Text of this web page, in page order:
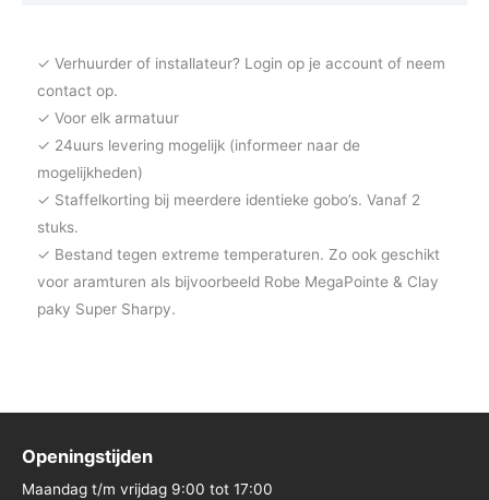
✓ Verhuurder of installateur? Login op je account of neem
contact op.
✓ Voor elk armatuur
✓ 24uurs levering mogelijk (informeer naar de
mogelijkheden)
✓ Staffelkorting bij meerdere identieke gobo’s. Vanaf 2
stuks.
✓ Bestand tegen extreme temperaturen. Zo ook geschikt
voor aramturen als bijvoorbeeld Robe MegaPointe & Clay
paky Super Sharpy.
Openingstijden
Maandag t/m vrijdag 9:00 tot 17:00